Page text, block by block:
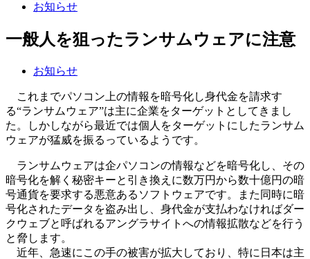
お知らせ
一般人を狙ったランサムウェアに注意
お知らせ
これまでパソコン上の情報を暗号化し身代金を請求す
る“ランサムウェア”は主に企業をターゲットとしてきまし
た。しかしながら最近では個人をターゲットにしたランサム
ウェアが猛威を振るっているようです。
ランサムウェアは企パソコンの情報などを暗号化し、その
暗号化を解く秘密キーと引き換えに数万円から数十億円の暗
号通貨を要求する悪意あるソフトウェアです。また同時に暗
号化されたデータを盗み出し、身代金が支払わなければダー
クウェブと呼ばれるアングラサイトへの情報拡散などを行う
と脅します。
近年、急速にこの手の被害が拡大しており、特に日本は主